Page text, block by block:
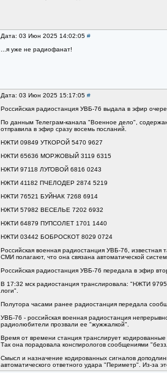
Дата: 03 Июн 2025 14:02:05 #
...я уже не радиофанат!
Дата: 03 Июн 2025 15:17:05 #
Российская радиостанция УВБ-76 выдала в эфир
По данным Телеграм-канала "Военное дело",
отправила в эфир сразу восемь посланий.
НЖТИ 09849 УТКОРОЙ 5470 9627
НЖТИ 65636 МОРЖОВЫЙ 3119 6315
НЖТИ 97118 ЛУГОВОЙ 6816 0243
НЖТИ 41182 ПЧЕЛОДЕР 2874 5219
НЖТИ 76521 БУЙНАК 7268 6914
НЖТИ 57982 ВЕСЕЛЬЕ 7202 6932
НЖТИ 64879 ПУПСОЛЕТ 1701 1440
НЖТИ 03442 БОБРОСКОТ 8029 0724
Российская военная радиостанция УВБ-76, известная
СМИ полагают, что она связана автоматической
Российская радиостанция УВБ-76 передала в эфир
В 17:32 мск радиостанция транслировала: "НЖТИ
логи".
Полутора часами ранее радиостанция передала
УВБ-76 - российская военная радиостанция
радиолюбители прозвали ее "жужжалкой".
Время от времени станция транслирует
Так она порадовала конспирологов сообщениями
Смысл и назначение кодированных сигналов
автоматического ответного удара "Периметр". Из-за